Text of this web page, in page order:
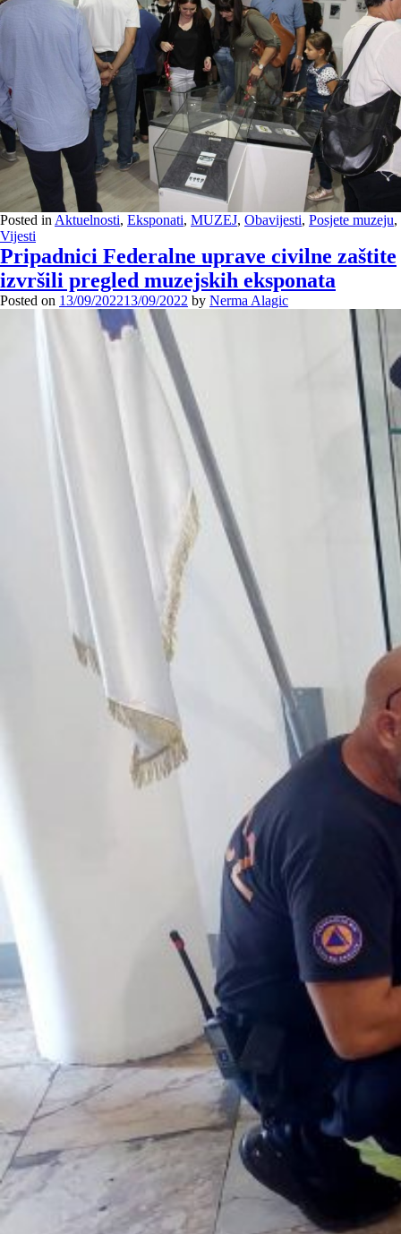
Posted in Aktuelnosti, Eksponati, MUZEJ, Obavijesti, Posjete muzeju,
Vijesti
Pripadnici Federalne uprave civilne zaštite
izvršili pregled muzejskih eksponata
Posted on 13/09/202213/09/2022 by Nerma Alagic